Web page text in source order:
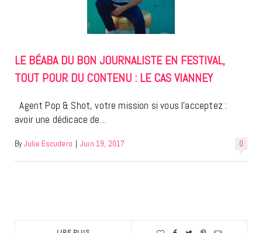
LE BÉABA DU BON JOURNALISTE EN FESTIVAL,
TOUT POUR DU CONTENU : LE CAS VIANNEY
Agent Pop & Shot, votre mission si vous l’acceptez :
avoir une dédicace de…
0
By Julia Escudero | Juin 19, 2017